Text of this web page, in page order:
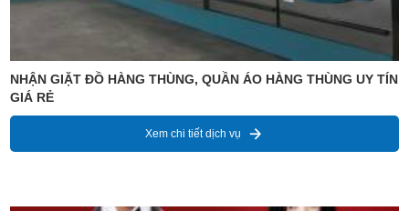
NHẬN GIẶT ĐỒ HÀNG THÙNG, QUẦN ÁO HÀNG THÙNG UY TÍN
GIÁ RẺ
Xem chi tiết dịch vụ